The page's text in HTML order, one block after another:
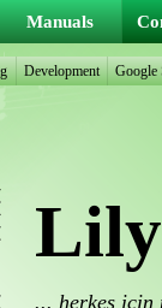
... herkes için
Manuals
Development
Google